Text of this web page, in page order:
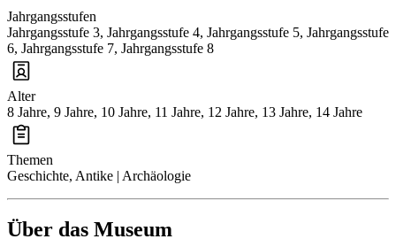
Jahrgangsstufen
Jahrgangsstufe 3, Jahrgangsstufe 4, Jahrgangsstufe 5, Jahrgangsstufe
6, Jahrgangsstufe 7, Jahrgangsstufe 8
Alter
8 Jahre, 9 Jahre, 10 Jahre, 11 Jahre, 12 Jahre, 13 Jahre, 14 Jahre
Themen
Geschichte, Antike | Archäologie
Über das Museum